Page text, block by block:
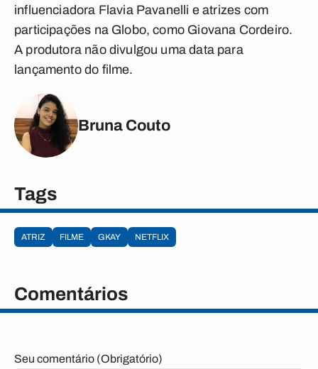
influenciadora Flavia Pavanelli e atrizes com
participações na Globo, como Giovana Cordeiro.
A produtora não divulgou uma data para
lançamento do filme.
Bruna Couto
Tags
ATRIZ FILME GKAY NETFLIX
Comentários
Seu comentário (Obrigatório)